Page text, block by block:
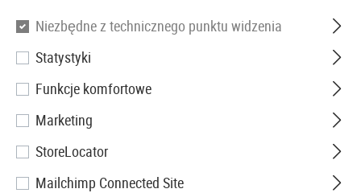
Magazin BN Hi-Power GBB
20rds
Niezbędne z technicznego punktu widzenia
Statystyki
Funkcje komfortowe
Marketing
StoreLocator
Mailchimp Connected Site